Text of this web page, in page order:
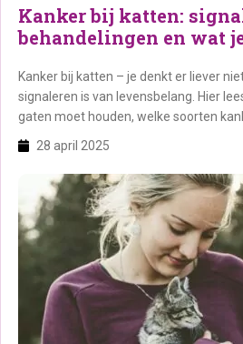
Kanker bij katten:
behandelingen en wat
Kanker bij katten – je denkt er liever
signaleren is van levensbelang. Hier
gaten moet houden, welke soorten
voorkomen en wat je kunt doen na een
28 april 2025